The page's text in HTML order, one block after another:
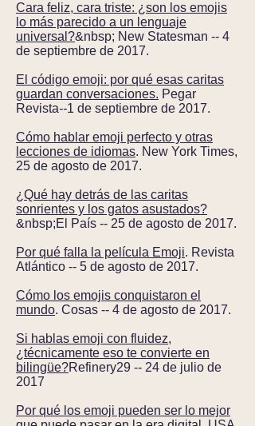
Cara feliz, cara triste: ¿son los emojis
lo más parecido a un lenguaje
universal?&nbsp; New Statesman -- 4
de septiembre de 2017.
El código emoji: por qué esas caritas
guardan conversaciones. Pegar
Revista--1 de septiembre de 2017.
Cómo hablar emoji perfecto y otras
lecciones de idiomas. New York Times,
25 de agosto de 2017.
¿Qué hay detrás de las caritas
sonrientes y los gatos asustados?
&nbsp;El País -- 25 de agosto de 2017.
Por qué falla la película Emoji. Revista
Atlántico -- 5 de agosto de 2017.
Cómo los emojis conquistaron el
mundo. Cosas -- 4 de agosto de 2017.
Si hablas emoji con fluidez,
¿técnicamente eso te convierte en
bilingüe?Refinery29 -- 24 de julio de
2017
Por qué los emoji pueden ser lo mejor